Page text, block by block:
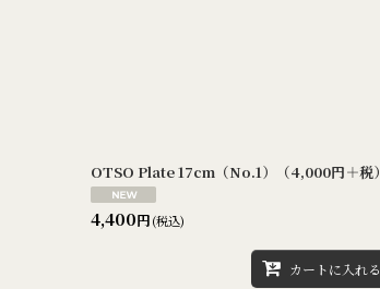
OTSO Plate 17cm（No.1）（4,000円＋税）
4,400円(税込)
カートに入れる